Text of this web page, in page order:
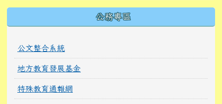
公務專區
公文整合系統
地方教育發展基金
特殊教育通報網